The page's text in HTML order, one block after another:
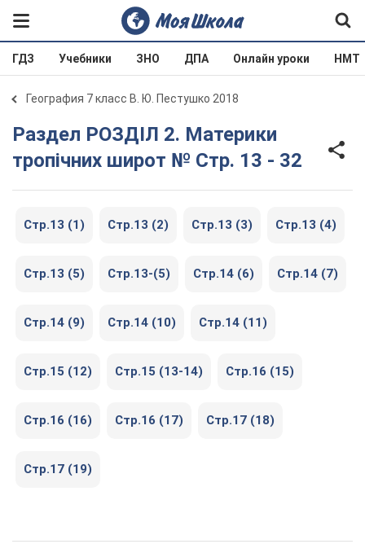
ГДЗ Учебники ЗНО ДПА Онлайн уроки НМТ
География 7 класс В. Ю. Пестушко 2018
Раздел РОЗДІЛ 2. Материки
тропічних широт № Стр. 13 - 32
Стр.13 (1) Стр.13 (2) Стр.13 (3) Стр.13 (4)
Стр.13 (5) Стр.13-(5) Стр.14 (6) Стр.14 (7)
Стр.14 (9) Стр.14 (10) Стр.14 (11)
Стр.15 (12) Стр.15 (13-14) Стр.16 (15)
Стр.16 (16) Стр.16 (17) Стр.17 (18)
Стр.17 (19)